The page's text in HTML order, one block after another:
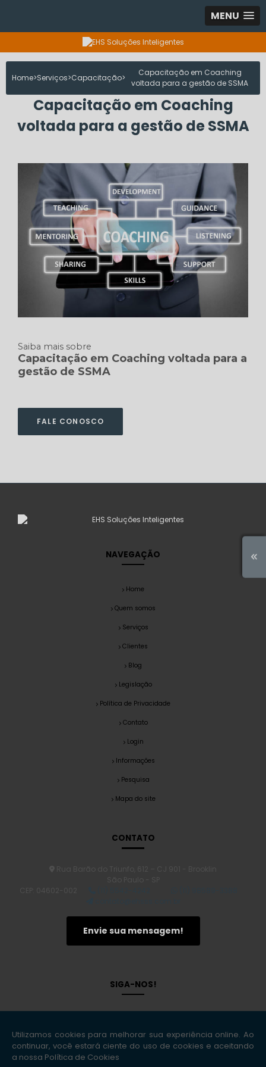
MENU
Home Serviços Capacitação
Capacitação em Coaching
voltada para a gestão de SSMA
Capacitação em Coaching
voltada para a gestão de SSMA
Saiba mais sobre
Capacitação em Coaching voltada para a
gestão de SSMA
FALE CONOSCO
NAVEGAÇÃO
Home
Quem somos
Serviços
Clientes
Blog
Legislação
Política de Privacidade
Contato
Login
Informações
Pesquisa
Mapa do site
CONTATO
Envie sua mensagem!
SIGA-NOS!